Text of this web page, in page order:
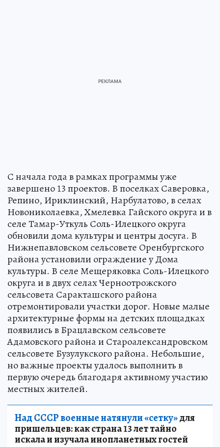
С начала года в рамках программы уже
завершено 13 проектов. В поселках Саверовка,
Репино, Ириклинский, Нарбулатово, в селах
Новониколаевка, Хмелевка Гайского округа и в
селе Тамар-Уткуль Соль-Илецкого округа
обновили дома культуры и центры досуга. В
Нижнепавловском сельсовете Оренбургского
района установили ограждение у Дома
культуры. В селе Мещеряковка Соль-Илецкого
округа и в двух селах Черноотрожского
сельсовета Саракташского района
отремонтировали участки дорог. Новые малые
архитектурные формы на детских площадках
появились в Брацлавском сельсовете
Адамовского района и Староалександровском
сельсовете Бузулукского района. Небольшие,
но важные проекты удалось выполнить в
первую очередь благодаря активному участию
местных жителей.
Над СССР военные натянули «сетку»для
пришельцев: как страна 13 лет тайно
искала и изучала инопланетных гостей